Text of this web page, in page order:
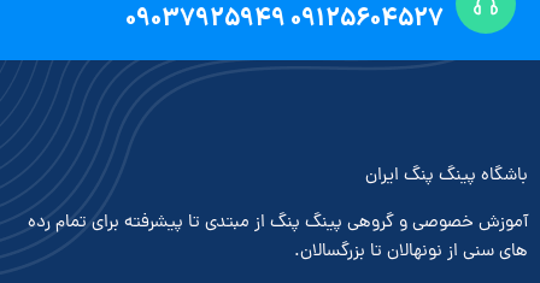
09125604527 09037925949
باشگاه پینگ پنگ ایران
آموزش خصوصی و گروهی پینگ پنگ از مبتدی تا پیشرفته برای تمام رده
های سنی از نونهالان تا بزرگسالان.